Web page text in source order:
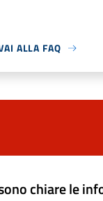
ALLA FAQ
chiare le